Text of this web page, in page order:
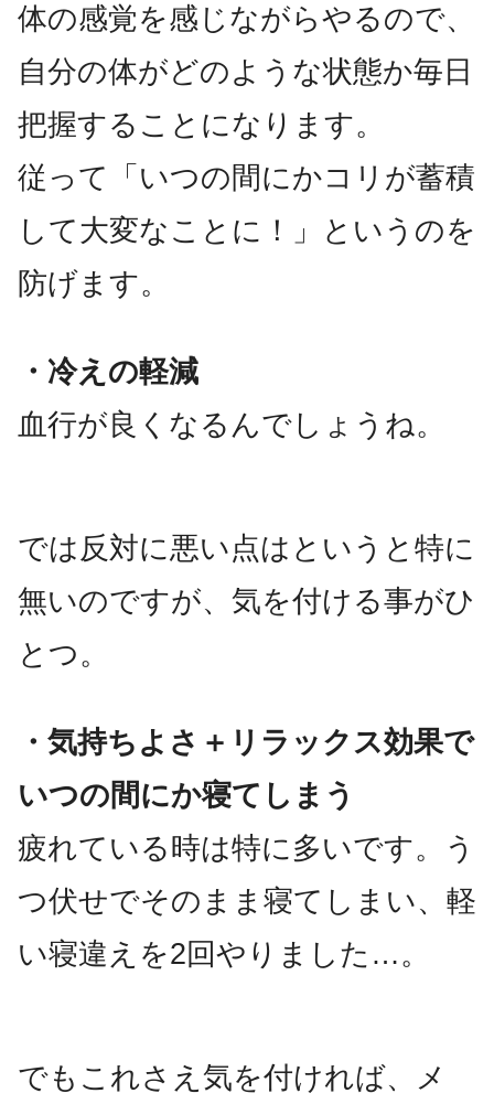
体の感覚を感じながらやるので、
自分の体がどのような状態か毎日
把握することになります。
従って「いつの間にかコリが蓄積
して大変なことに！」というのを
防げます。
・冷えの軽減
血行が良くなるんでしょうね。
では反対に悪い点はというと特に
無いのですが、気を付ける事がひ
とつ。
・気持ちよさ＋リラックス効果で
いつの間にか寝てしまう
疲れている時は特に多いです。う
つ伏せでそのまま寝てしまい、軽
い寝違えを2回やりました…。
でもこれさえ気を付ければ、メ